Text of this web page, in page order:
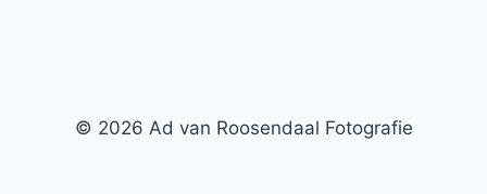
© 2026 Ad van Roosendaal Fotografie